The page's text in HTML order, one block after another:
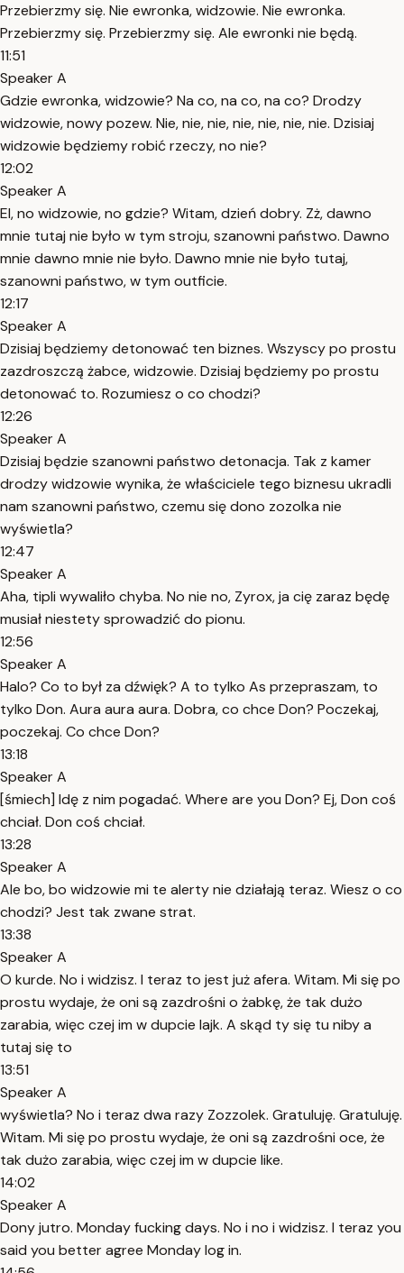
Przebierzmy się. Nie ewronka, widzowie. Nie ewronka.
Przebierzmy się. Przebierzmy się. Ale ewronki nie będą.
11:51
Speaker A
Gdzie ewronka, widzowie? Na co, na co, na co? Drodzy
widzowie, nowy pozew. Nie, nie, nie, nie, nie, nie, nie. Dzisiaj
widzowie będziemy robić rzeczy, no nie?
12:02
Speaker A
El, no widzowie, no gdzie? Witam, dzień dobry. Zż, dawno
mnie tutaj nie było w tym stroju, szanowni państwo. Dawno
mnie dawno mnie nie było. Dawno mnie nie było tutaj,
szanowni państwo, w tym outficie.
12:17
Speaker A
Dzisiaj będziemy detonować ten biznes. Wszyscy po prostu
zazdroszczą żabce, widzowie. Dzisiaj będziemy po prostu
detonować to. Rozumiesz o co chodzi?
12:26
Speaker A
Dzisiaj będzie szanowni państwo detonacja. Tak z kamer
drodzy widzowie wynika, że właściciele tego biznesu ukradli
nam szanowni państwo, czemu się dono zozolka nie
wyświetla?
12:47
Speaker A
Aha, tipli wywaliło chyba. No nie no, Zyrox, ja cię zaraz będę
musiał niestety sprowadzić do pionu.
12:56
Speaker A
Halo? Co to był za dźwięk? A to tylko As przepraszam, to
tylko Don. Aura aura aura. Dobra, co chce Don? Poczekaj,
poczekaj. Co chce Don?
13:18
Speaker A
[śmiech] Idę z nim pogadać. Where are you Don? Ej, Don coś
chciał. Don coś chciał.
13:28
Speaker A
Ale bo, bo widzowie mi te alerty nie działają teraz. Wiesz o co
chodzi? Jest tak zwane strat.
13:38
Speaker A
O kurde. No i widzisz. I teraz to jest już afera. Witam. Mi się po
prostu wydaje, że oni są zazdrośni o żabkę, że tak dużo
zarabia, więc czej im w dupcie lajk. A skąd ty się tu niby a
tutaj się to
13:51
Speaker A
wyświetla? No i teraz dwa razy Zozzolek. Gratuluję. Gratuluję.
Witam. Mi się po prostu wydaje, że oni są zazdrośni oce, że
tak dużo zarabia, więc czej im w dupcie like.
14:02
Speaker A
Dony jutro. Monday fucking days. No i no i widzisz. I teraz you
said you better agree Monday log in.